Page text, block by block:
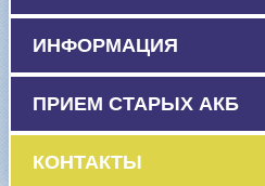
ИНФОРМАЦИЯ
ПРИЕМ СТАРЫХ АКБ
КОНТАКТЫ